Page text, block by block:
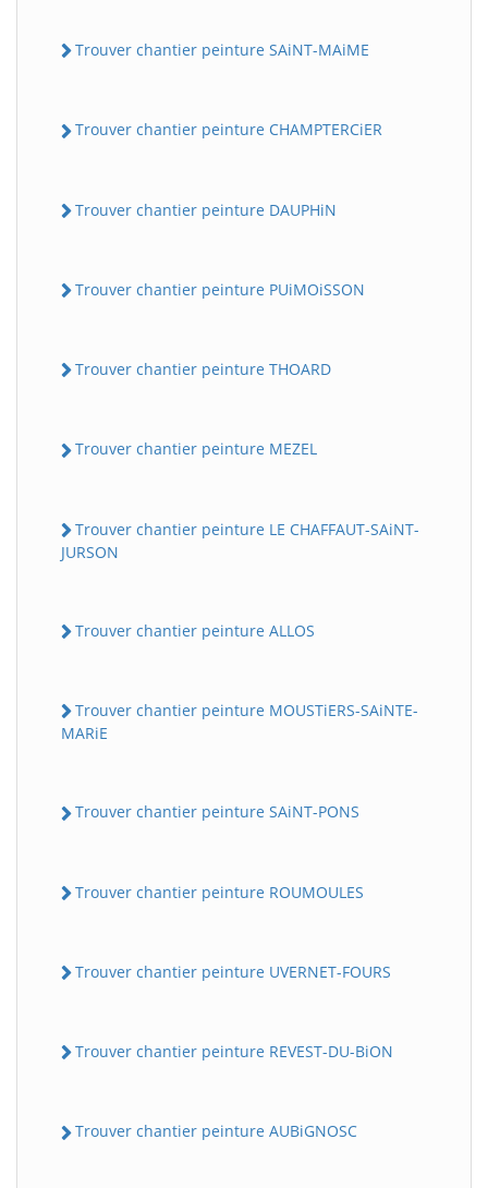
Trouver chantier peinture SAiNT-MAiME
Trouver chantier peinture CHAMPTERCiER
Trouver chantier peinture DAUPHiN
Trouver chantier peinture PUiMOiSSON
Trouver chantier peinture THOARD
Trouver chantier peinture MEZEL
Trouver chantier peinture LE CHAFFAUT-SAiNT-
JURSON
Trouver chantier peinture ALLOS
Trouver chantier peinture MOUSTiERS-SAiNTE-
MARiE
Trouver chantier peinture SAiNT-PONS
Trouver chantier peinture ROUMOULES
Trouver chantier peinture UVERNET-FOURS
Trouver chantier peinture REVEST-DU-BiON
Trouver chantier peinture AUBiGNOSC